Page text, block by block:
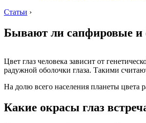
Статьи ›
Бывают ли сапфировые и
Цвет глаз человека зависит от
радужной оболочки глаза. Такими
На долю всего населения планеты цвета
Какие окрасы глаз